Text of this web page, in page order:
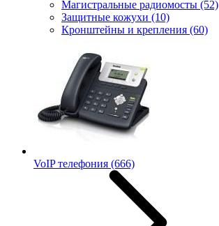
Магистральные радиомосты (52)
Защитные кожухи (10)
Кронштейны и крепления (60)
VoIP телефония (666)